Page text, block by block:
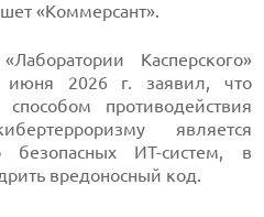
«Коммерсант».
Касперского»
2026 г. заявил, что
противодействия
является
безопасных ИТ-систем, в
вредоносный код.